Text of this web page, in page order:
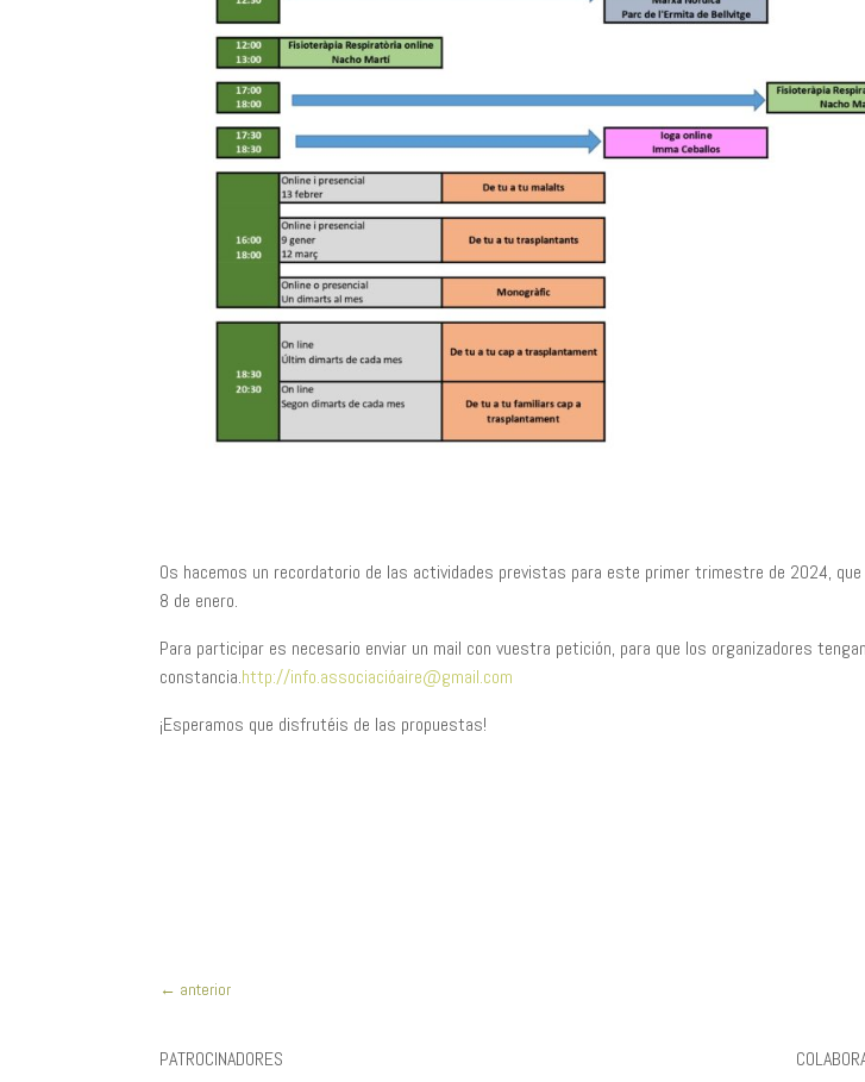
Os hacemos un recordatorio de las actividades previstas para este primer trimestre de 2024, que
8 de enero.
Para participar es necesario enviar un mail con vuestra petición, para que los organizadores tengan
constancia.http://info.associacióaire@gmail.com
¡Esperamos que disfrutéis de las propuestas!
← anterior
PATROCINADORES